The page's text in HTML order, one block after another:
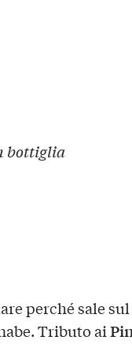
bottiglia
perché sale
Tributo ai